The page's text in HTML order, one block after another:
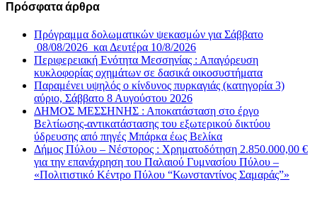
Πρόσφατα άρθρα
Πρόγραμμα δολωματικών ψεκασμών για Σάββατο
08/08/2026 και Δευτέρα 10/8/2026
Περιφερειακή Ενότητα Μεσσηνίας : Απαγόρευση
κυκλοφορίας οχημάτων σε δασικά οικοσυστήματα
Παραμένει υψηλός ο κίνδυνος πυρκαγιάς (κατηγορία 3)
αύριο, Σάββατο 8 Αυγούστου 2026
ΔΗΜΟΣ ΜΕΣΣΗΝΗΣ : Αποκατάσταση στο έργο
Βελτίωσης-αντικατάστασης του εξωτερικού δικτύου
ύδρευσης από πηγές Μπάρκα έως Βελίκα
Δήμος Πύλου – Νέστορος : Χρηματοδότηση 2.850.000,00 €
για την επανάχρηση του Παλαιού Γυμνασίου Πύλου –
«Πολιτιστικό Κέντρο Πύλου “Κωνσταντίνος Σαμαράς”»